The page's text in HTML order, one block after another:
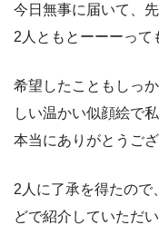
今日無事に届いて、
2人ともとーーーって
希望したこともしっ
しい温かい似顔絵で
本当にありがとうご
2人に了承を得たので
どで紹介していただ